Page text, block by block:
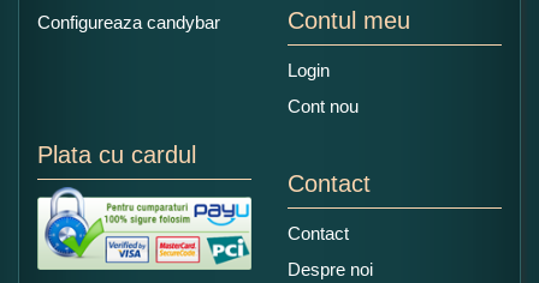
Configureaza candybar Contul meu
Login
Cont nou
Plata cu cardul
Contact
Contact
Despre noi